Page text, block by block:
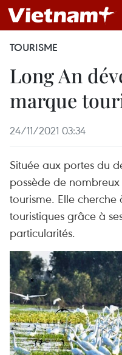
TOURISME
Long An
marque
24/11/2021 03:34
Située aux portes du
possède de
tourisme. Elle
touristiques grâce à
particularités.